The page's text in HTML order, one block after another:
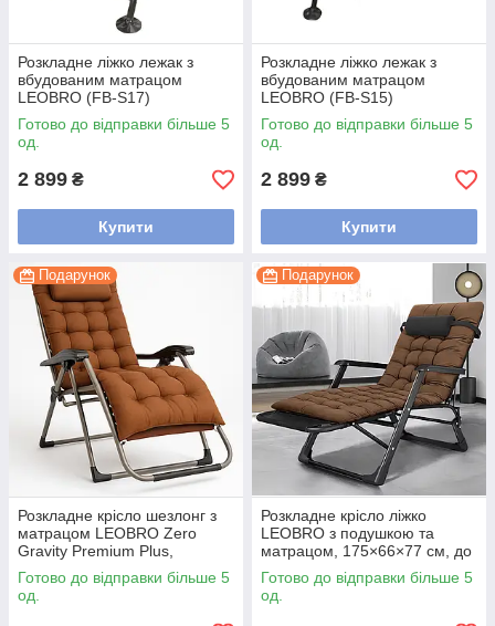
Розкладне ліжко лежак з
вбудованим матрацом
LEOBRO (FB-S17)
Готово до відправки більше 5
од.
2 899 ₴
Купити
Розкладне ліжко лежак з
вбудованим матрацом
LEOBRO (FB-S15)
Готово до відправки більше 5
од.
2 899 ₴
Купити
Подарунок
Розкладне крісло шезлонг з
матрацом LEOBRO Zero
Gravity Premium Plus,
коричневе, до 150 кг,
регульоване
Готово до відправки більше 5
од.
Подарунок
Розкладне крісло ліжко
LEOBRO з подушкою та
матрацом, 175×66×77 см, до
150 кг, Коричневий
Готово до відправки більше 5
од.